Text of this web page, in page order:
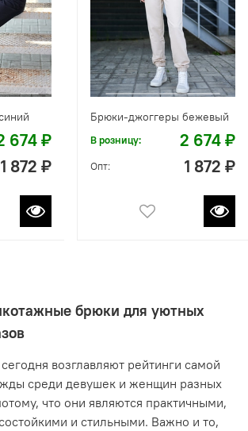
674 ₽
1 872 ₽
Брюки-джоггеры бежевый
В розницу: 2 674 ₽
Опт: 1 872 ₽
брюки для уютных
возглавляют рейтинги самой
среди девушек и женщин разных
что они являются практичными,
и стильными. Важно и то,